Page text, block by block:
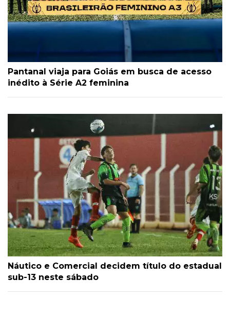
Pantanal viaja para Goiás em busca de acesso
inédito à Série A2 feminina
Náutico e Comercial decidem título do estadual
sub-13 neste sábado